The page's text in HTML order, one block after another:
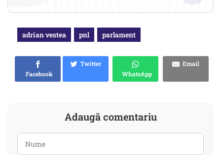
adrian vestea pnl parlament
Facebook
Twitter
WhatsApp
Email
Adaugă comentariu